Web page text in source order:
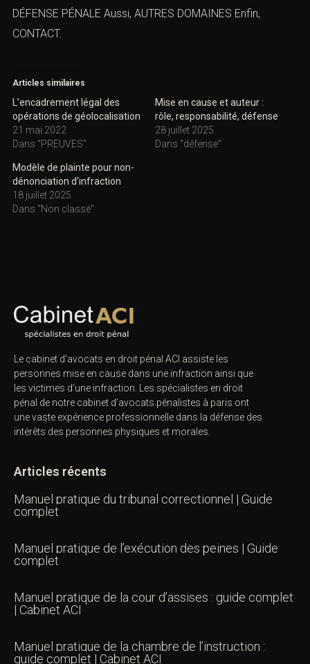
DÉFENSE PÉNALE Aussi, AUTRES DOMAINES Enfin,
CONTACT.
Articles similaires
L’encadrement légal des
opérations de géolocalisation
21 mai 2022
Dans "PREUVES"
Mise en cause et auteur :
rôle, responsabilité, défense
28 juillet 2025
Dans "défense"
Modèle de plainte pour non-
dénonciation d’infraction
18 juillet 2025
Dans "Non classé"
Le cabinet d’avocats en droit pénal ACI assiste les
personnes mise en cause dans une infraction ainsi que
les victimes d’une infraction. Les spécialistes en droit
pénal de notre cabinet d’avocats pénalistes à paris ont
une vaste expérience professionnelle dans la défense des
intérêts des personnes physiques et morales.
Articles récents
Manuel pratique du tribunal correctionnel | Guide
complet
Manuel pratique de l’exécution des peines | Guide
complet
Manuel pratique de la cour d’assises : guide complet
| Cabinet ACI
Manuel pratique de la chambre de l’instruction :
guide complet | Cabinet ACI